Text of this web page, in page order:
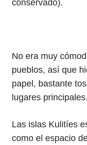
conservado).
No era muy
pueblos, así que
papel, bastante
lugares principales.
Las islas Kulitíes
como el espacio